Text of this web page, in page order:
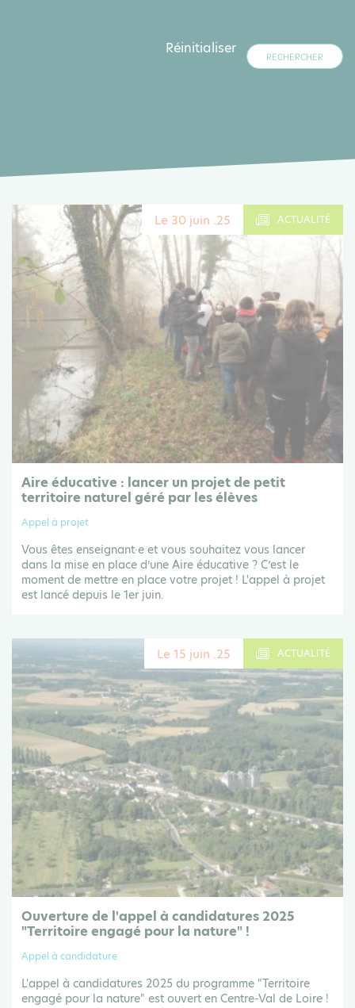
Réinitialiser RECHERCHER
Le 30 juin .25 ACTUALITÉ
Aire éducative : lancer un projet de petit
territoire naturel géré par les élèves
Appel à projet
Vous êtes enseignant·e et vous souhaitez vous lancer
dans la mise en place d’une Aire éducative ? C’est le
moment de mettre en place votre projet ! L'appel à projet
est lancé depuis le 1er juin.
Le 15 juin .25 ACTUALITÉ
Ouverture de l'appel à candidatures 2025
"Territoire engagé pour la nature" !
Appel à candidature
L'appel à candidatures 2025 du programme "Territoire
engagé pour la nature" est ouvert en Centre-Val de Loire !